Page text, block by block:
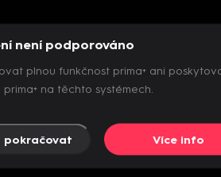
není podporováno
plnou funkčnost prima+ ani
na těchto systémech.
pokračovat Více info